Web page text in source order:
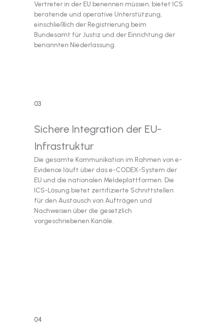
Vertreter in der EU benennen müssen, bietet ICS
beratende und operative Unterstützung,
einschließlich der Registrierung beim
Bundesamt für Justiz und der Einrichtung der
benannten Niederlassung.
03
Sichere Integration der EU-
Infrastruktur
Die gesamte Kommunikation im Rahmen von e-
Evidence läuft über das e-CODEX-System der
EU und die nationalen Meldeplattformen. Die
ICS-Lösung bietet zertifizierte Schnittstellen
für den Austausch von Aufträgen und
Nachweisen über die gesetzlich
vorgeschriebenen Kanäle.
04